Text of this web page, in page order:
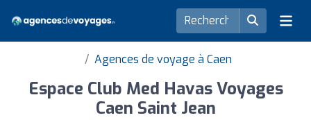
Agences de voyage à Caen
Espace Club Med Havas Voyages
Caen Saint Jean